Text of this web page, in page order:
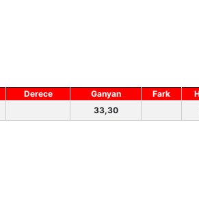
Derece Ganyan Fark
33,30